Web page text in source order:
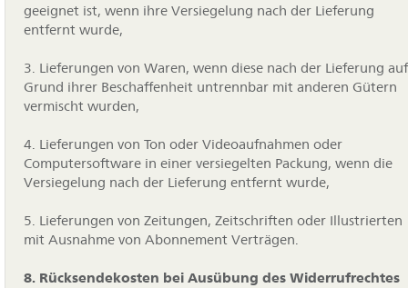
geeignet ist, wenn ihre Versiegelung nach der Lieferung
entfernt wurde,
3. Lieferungen von Waren, wenn diese nach der Lieferung auf
Grund ihrer Beschaffenheit untrennbar mit anderen Gütern
vermischt wurden,
4. Lieferungen von Ton oder Videoaufnahmen oder
Computersoftware in einer versiegelten Packung, wenn die
Versiegelung nach der Lieferung entfernt wurde,
5. Lieferungen von Zeitungen, Zeitschriften oder Illustrierten
mit Ausnahme von Abonnement Verträgen.
8. Rücksendekosten bei Ausübung des Widerrufrechtes